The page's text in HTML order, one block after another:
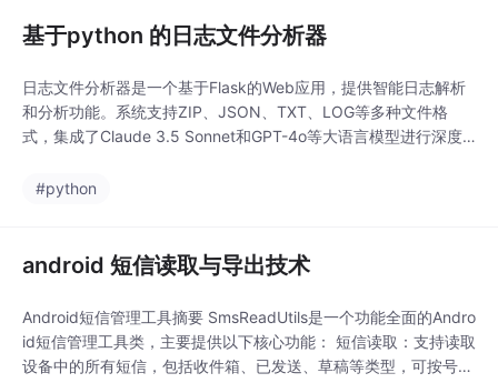
字）
基于python 的日志文件分析器
日志文件分析器是一个基于Flask的Web应用，提供智能日志解析
和分析功能。系统支持ZIP、JSON、TXT、LOG等多种文件格
式，集成了Claude 3.5 Sonnet和GPT-4o等大语言模型进行深度
误、警告等）、交互式AI分析界面、递归ZIP解析以及可视化展
#python
android 短信读取与导出技术
Android短信管理工具摘要 SmsReadUtils是一个功能全面的Andro
id短信管理工具类，主要提供以下核心功能： 短信读取：支持读取
设备中的所有短信，包括收件箱、已发送、草稿等类型，可按号